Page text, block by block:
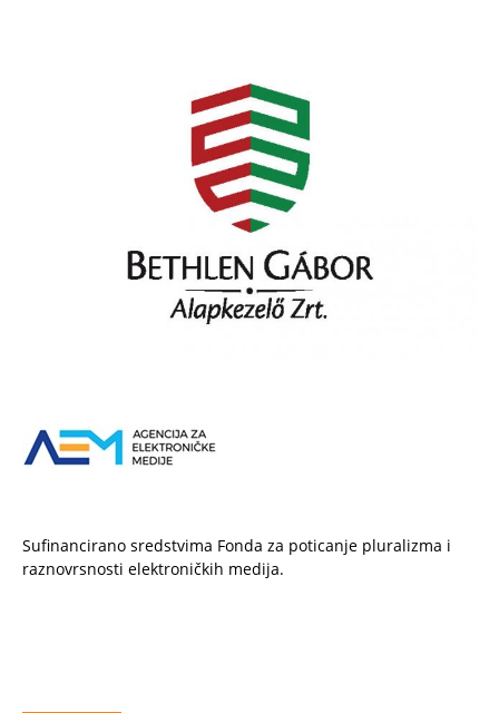
Sufinancirano sredstvima Fonda za poticanje pluralizma i
raznovrsnosti elektroničkih medija.